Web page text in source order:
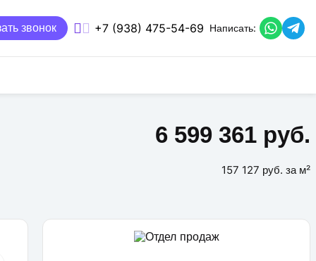
звонок +7 (938) 475-54-69 Написать:
6 599 361 руб.
157 127 руб. за м²